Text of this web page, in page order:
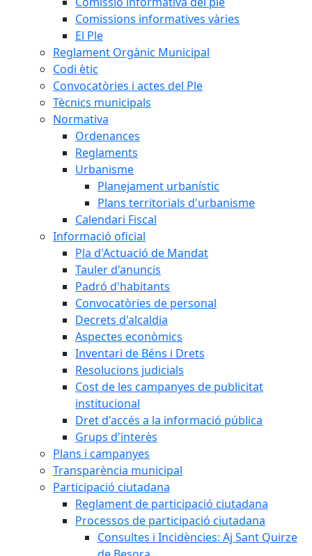
Comissions informatives vàries
El Ple
Reglament Orgànic Municipal
Codi ètic
Convocatòries i actes del Ple
Tècnics municipals
Normativa
Ordenances
Reglaments
Urbanisme
Planejament urbanístic
Plans territorials d'urbanisme
Calendari Fiscal
Informació oficial
Pla d'Actuació de Mandat
Tauler d'anuncis
Padró d'habitants
Convocatòries de personal
Decrets d'alcaldia
Aspectes econòmics
Inventari de Béns i Drets
Resolucions judicials
Cost de les campanyes de publicitat
institucional
Dret d'accés a la informació pública
Grups d'interès
Plans i campanyes
Transparència municipal
Participació ciutadana
Reglament de participació ciutadana
Processos de participació ciutadana
Consultes i Incidències: Aj Sant Quirze